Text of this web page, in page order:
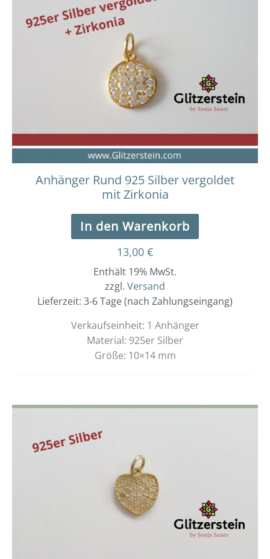
Anhänger Rund 925 Silber vergoldet
mit Zirkonia
In den Warenkorb
13,00 €
Enthält 19% MwSt.
zzgl. Versand
Lieferzeit: 3-6 Tage (nach Zahlungseingang)
Verkaufseinheit: 1 Anhänger
Material: 925er Silber
Größe: 10×14 mm